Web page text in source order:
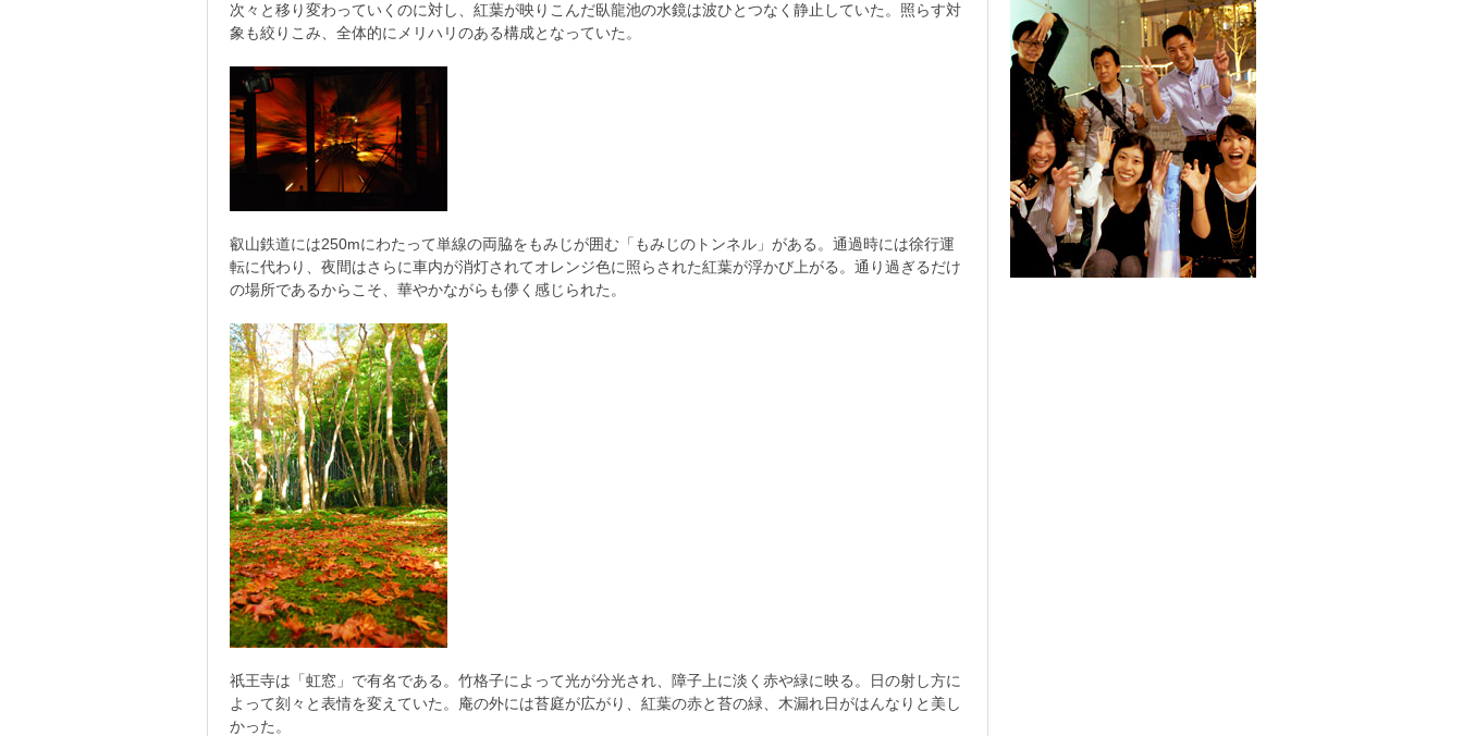
次々と移り変わっていくのに対し、紅葉が映りこんだ臥龍池の水鏡は波ひとつなく静止していた。照らす対
象も絞りこみ、全体的にメリハリのある構成となっていた。
叡山鉄道には250mにわたって単線の両脇をもみじが囲む「もみじのトンネル」がある。通過時には徐行運
転に代わり、夜間はさらに車内が消灯されてオレンジ色に照らされた紅葉が浮かび上がる。通り過ぎるだけ
の場所であるからこそ、華やかながらも儚く感じられた。
祇王寺は「虹窓」で有名である。竹格子によって光が分光され、障子上に淡く赤や緑に映る。日の射し方に
よって刻々と表情を変えていた。庵の外には苔庭が広がり、紅葉の赤と苔の緑、木漏れ日がはんなりと美し
かった。